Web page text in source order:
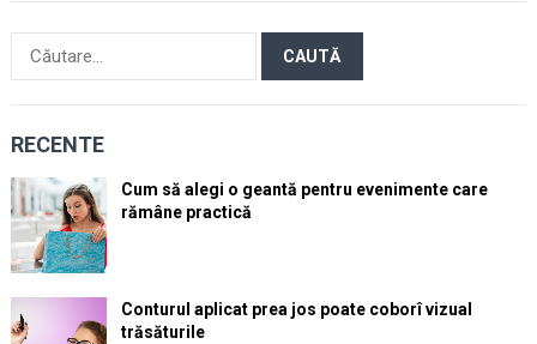
Caută
RECENTE
Cum să alegi o geantă pentru evenimente care
rămâne practică
Conturul aplicat prea jos poate coborî vizual
trăsăturile